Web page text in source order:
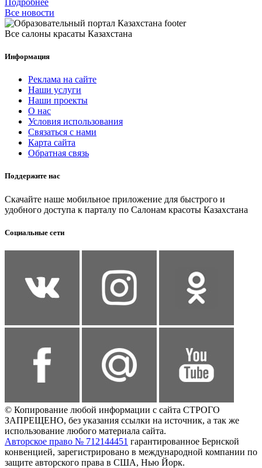
Подробнее
Все новости
Все салоны красаты Казахстана
Информация
Реклама на сайте
Наши услуги
Наши проекты
О нас
Условия использования
Связаться с нами
Карта сайта
Обратная связь
Поддержите нас
Скачайте наше мобильное приложение для быстрого и
удобного доступа к парталу по Салонам красоты Казахстана
Социальные сети
© Копирование любой информации с сайта СТРОГО
ЗАПРЕЩЕНО, без указания ссылки на источник, а так же
использование любого материала сайта.
Авторское право № 712144451 гарантированное Бернской
конвенцией, зарегистрировано в международной компании по
защите авторского права в США, Нью Йорк.